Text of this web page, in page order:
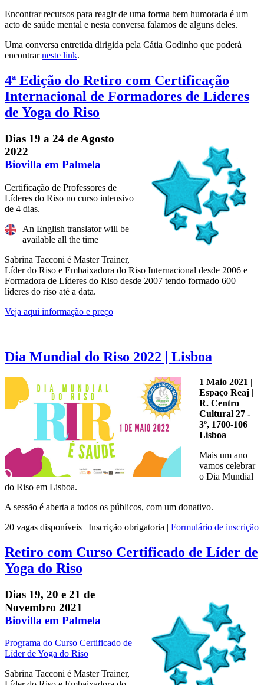
Encontrar recursos para reagir de uma forma bem humorada é um
acto de saúde mental e nesta conversa falamos de alguns deles.
Uma conversa entretida dirigida pela Cátia Godinho que poderá
encontrarneste link.
4ª Edição do Retiro com Certificação
Internacional de Formadores de Líderes
de Yoga do Riso
Dias 19 a 24 de Agosto
2022
Biovilla em Palmela
Certificação de Professores de
Líderes do Riso no curso intensivo
de 4 dias.
An English translator will be
available all the time
Sabrina Tacconi é Master Trainer,
Líder do Riso e Embaixadora do Riso Internacional desde 2006 e
Formadora de Líderes do Riso desde 2007 tendo formado 600
líderes do riso até a data.
Veja aqui informação e preço
Dia Mundial do Riso 2022 | Lisboa
1 Maio 2021 |
Espaço Reaj |
R. Centro
Cultural 27 -
3º, 1700-106
Lisboa
Mais um ano
vamos celebrar
o Dia Mundial
do Riso em Lisboa.
A sessão é aberta a todos os públicos, com um donativo.
20 vagas disponíveis | Inscrição obrigatoria | Formulário de inscrição
Retiro com Curso Certificado de Líder de
Yoga do Riso
Dias 19, 20 e 21 de
Novembro 2021
Biovilla em Palmela
Programa do Curso Certificado de
Líder de Yoga do Riso
Sabrina Tacconi é Master Trainer,